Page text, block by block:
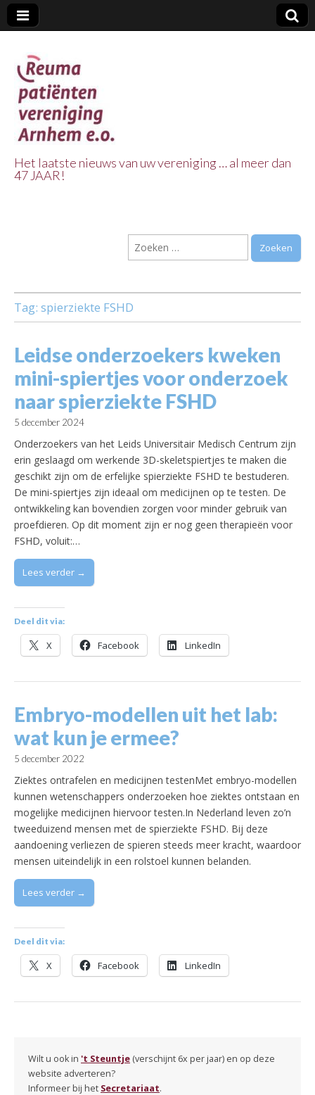
Vereniging
Arnhem e.o.
Het laatste nieuws van uw vereniging … al meer dan
47 JAAR!
Zoeken
naar:
Tag: spierziekte FSHD
Leidse onderzoekers kweken
mini-spiertjes voor onderzoek
naar spierziekte FSHD
5 december 2024
Onderzoekers van het Leids Universitair Medisch Centrum zijn
erin geslaagd om werkende 3D-skeletspiertjes te maken die
geschikt zijn om de erfelijke spierziekte FSHD te bestuderen.
De mini-spiertjes zijn ideaal om medicijnen op te testen. De
ontwikkeling kan bovendien zorgen voor minder gebruik van
proefdieren. Op dit moment zijn er nog geen therapieën voor
FSHD, voluit:…
Lees verder →
Deel dit via:
X Facebook LinkedIn
Embryo-modellen uit het lab:
wat kun je ermee?
5 december 2022
Ziektes ontrafelen en medicijnen testenMet embryo-modellen
kunnen wetenschappers onderzoeken hoe ziektes ontstaan en
mogelijke medicijnen hiervoor testen.In Nederland leven zo’n
tweeduizend mensen met de spierziekte FSHD. Bij deze
aandoening verliezen de spieren steeds meer kracht, waardoor
mensen uiteindelijk in een rolstoel kunnen belanden.
Lees verder →
Deel dit via:
X Facebook LinkedIn
Wilt u ook in 't Steuntje (verschijnt 6x per jaar) en op deze
website adverteren?
Informeer bij het Secretariaat.